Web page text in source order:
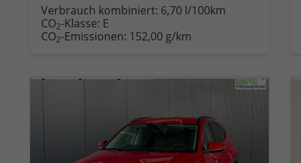
Verbrauch kombiniert: 6,70 l/100km
CO2-Klasse: E
CO2-Emissionen: 152,00 g/km